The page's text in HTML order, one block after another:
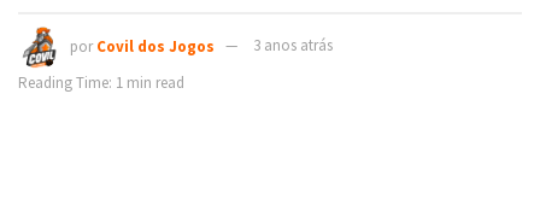
por Covil dos Jogos
3 anos atrás
Reading Time: 1 min read